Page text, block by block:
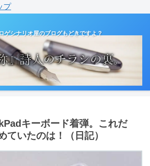
プ
ゲシナリオ屋のブログもどきですよ？
キーボード着弾。これだ
ていたのは！（日記）